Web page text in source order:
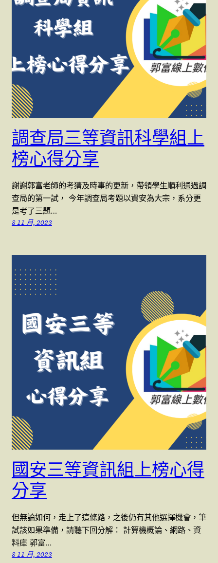
調查局三等資訊科學組上
榜心得分享
謝謝郭富老師的考猜及時事的更新，帶領學生順利通過調
查局的第一試， 今年調查局考題以資安為大宗，系分更
是考了三題…
8 11 月, 2023
國安三等資訊組上榜心得
分享
但無論如何，走上了這條路，之後仍有其他選擇機會，筆
試該如果準備，請聽下回分解： 計算機概論、網路、資
料庫 郭富…
8 11 月, 2023